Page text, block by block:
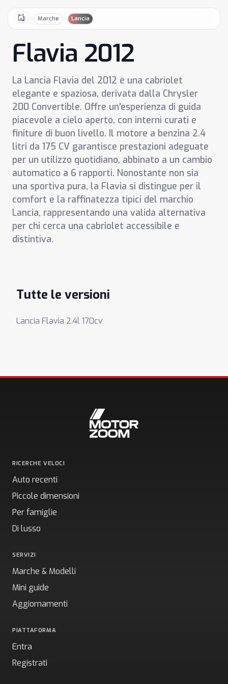
HomeMarche Lancia
Flavia 2012
La Lancia Flavia del 2012 è una cabriolet
elegante e spaziosa, derivata dalla Chrysler
200 Convertible. Offre un'esperienza di guida
piacevole a cielo aperto, con interni curati e
finiture di buon livello. Il motore a benzina 2.4
litri da 175 CV garantisce prestazioni adeguate
per un utilizzo quotidiano, abbinato a un cambio
automatico a 6 rapporti. Nonostante non sia
una sportiva pura, la Flavia si distingue per il
comfort e la raffinatezza tipici del marchio
Lancia, rappresentando una valida alternativa
per chi cerca una cabriolet accessibile e
distintiva.
Tutte le versioni
Lancia Flavia 2.4l 170cv
RICERCHE VELOCI
Auto recenti
Piccole dimensioni
Per famiglie
Di lusso
SERVIZI
Marche & Modelli
Mini guide
Aggiornamenti
PIATTAFORMA
Entra
Registrati